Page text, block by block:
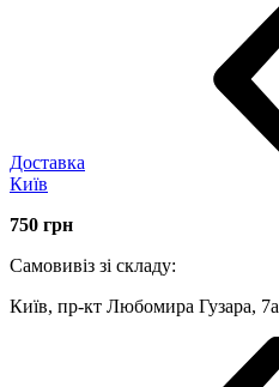
Доставка
Київ
750 грн
Самовивіз зі складу:
Київ, пр-кт Любомира Гузара, 7а